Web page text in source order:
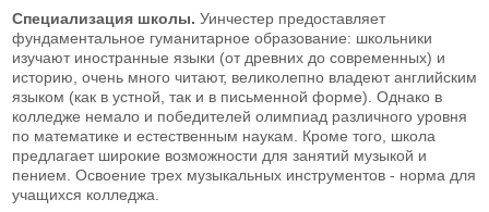
Специализация школы. Уинчестер предоставляет
фундаментальное гуманитарное образование: школьники
изучают иностранные языки (от древних до современных) и
историю, очень много читают, великолепно владеют английским
языком (как в устной, так и в письменной форме). Однако в
колледже немало и победителей олимпиад различного уровня
по математике и естественным наукам. Кроме того, школа
предлагает широкие возможности для занятий музыкой и
пением. Освоение трех музыкальных инструментов - норма для
учащихся колледжа.